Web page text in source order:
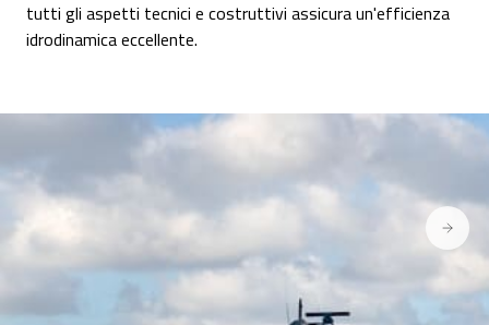
tutti gli aspetti tecnici e costruttivi assicura un'efficienza
idrodinamica eccellente.